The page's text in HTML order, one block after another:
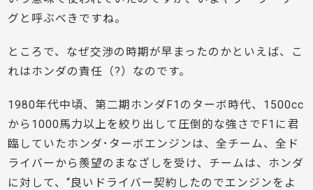
グと呼ぶべきですね。
ところで、なぜ交渉の時期が早まったのかといえば、こ
れはホンダの責任（?）なのです。
1980年代中頃、第二期ホンダF1のターボ時代、1500cc
から1000馬力以上を絞り出して圧倒的な強さでF1に君
臨していたホンダ･ターボエンジンは、全チーム、全ド
ライバーから羨望のまなざしを受け、チームは、ホンダ
に対して、“良いドライバー契約したのでエンジンをよ